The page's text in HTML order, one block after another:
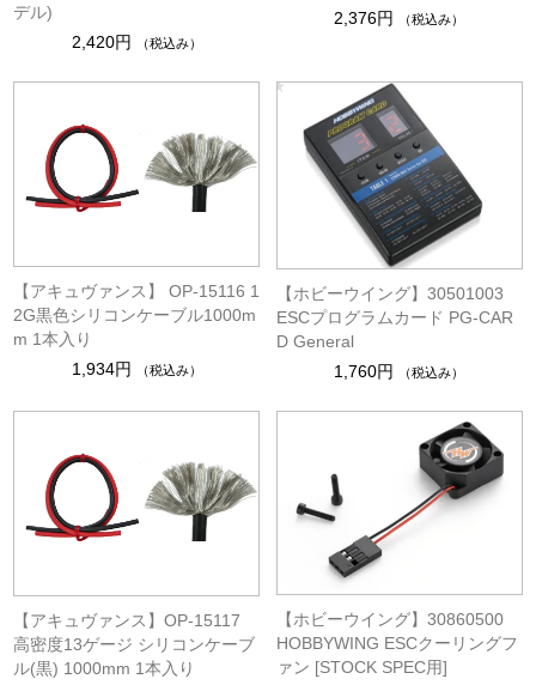
デル)
2,420円
（税込み）
2,376円
（税込み）
【アキュヴァンス】 OP-15116 1
2G黒色シリコンケーブル1000m
m 1本入り
1,934円
（税込み）
【ホビーウイング】30501003
ESCプログラムカード PG-CAR
D General
1,760円
（税込み）
【アキュヴァンス】OP-15117
高密度13ゲージ シリコンケーブ
ル(黒) 1000mm 1本入り
【ホビーウイング】30860500
HOBBYWING ESCクーリングフ
ァン [STOCK SPEC用]